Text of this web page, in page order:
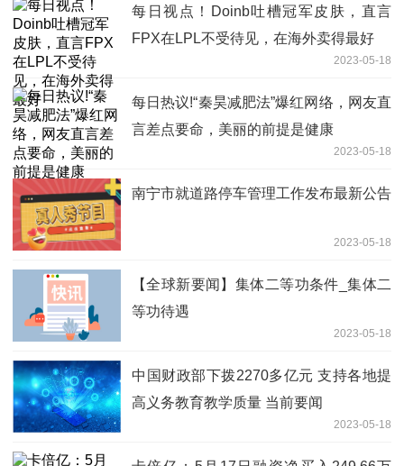
每日视点！Doinb吐槽冠军皮肤，直言
FPX在LPL不受待见，在海外卖得最好
2023-05-18
每日热议!“秦昊减肥法”爆红网络，网友直
言差点要命，美丽的前提是健康
2023-05-18
南宁市就道路停车管理工作发布最新公告
2023-05-18
【全球新要闻】集体二等功条件_集体二
等功待遇
2023-05-18
中国财政部下拨2270多亿元 支持各地提
高义务教育教学质量 当前要闻
2023-05-18